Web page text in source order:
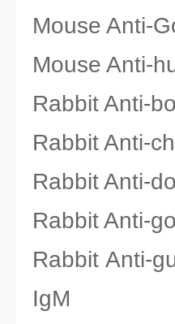
Mouse Anti-
Mouse Anti-
Rabbit Anti-
Rabbit Anti-
Rabbit Anti-
Rabbit Anti-
Rabbit Anti-
IgM